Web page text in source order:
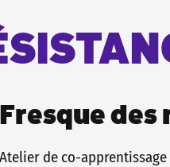
Fresque des
Atelier de co-